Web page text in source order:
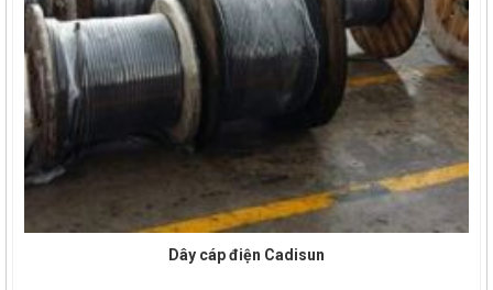
Dây cáp điện Cadisun